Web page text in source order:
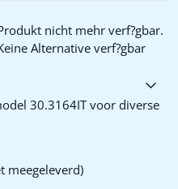
nicht mehr verf?gbar.
Alternative verf?gbar
30.3164IT voor diverse
meegeleverd)